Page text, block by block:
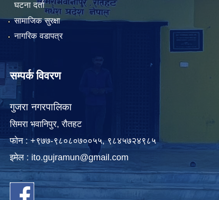
घटना दर्ता
सामाजिक सुरक्षा
नागरिक वडापत्र
सम्पर्क विवरण
गुजरा नगरपालिका
सिमरा भवानिपुर, राैतहट
फाेन : +९७७-९८०८०७००५५, ९८४५७२४९८५
इमेल : ito.gujramun@gmail.com